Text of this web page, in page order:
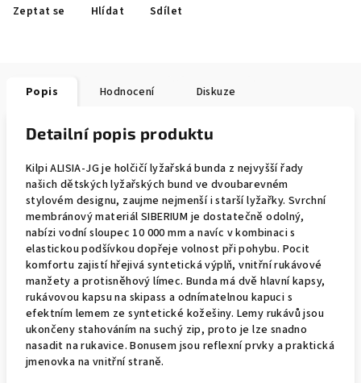
Zeptat se Hlídat Sdílet
Popis Hodnocení Diskuze
Detailní popis produktu
Kilpi ALISIA-JG je holčičí lyžařská bunda z nejvyšší řady
našich dětských lyžařských bund ve dvoubarevném
stylovém designu, zaujme nejmenší i starší lyžařky. Svrchní
membránový materiál SIBERIUM je dostatečně odolný,
nabízi vodní sloupec 10 000 mm a navíc v kombinaci s
elastickou podšívkou dopřeje volnost při pohybu. Pocit
komfortu zajistí hřejivá syntetická výplň, vnitřní rukávové
manžety a protisněhový límec. Bunda má dvě hlavní kapsy,
rukávovou kapsu na skipass a odnímatelnou kapuci s
efektním lemem ze syntetické kožešiny. Lemy rukávů jsou
ukončeny stahováním na suchý zip, proto je lze snadno
nasadit na rukavice. Bonusem jsou reflexní prvky a praktická
jmenovka na vnitřní straně.